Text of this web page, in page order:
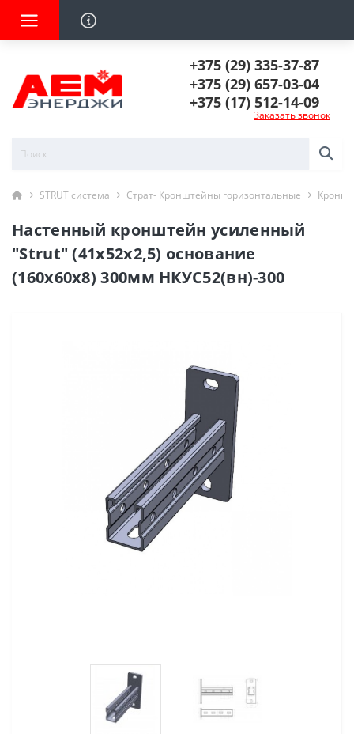
+375 (29) 335-37-87
+375 (29) 657-03-04
+375 (17) 512-14-09
Заказать звонок
STRUT система Страт- Кронштейны горизонтальные
Настенный кронштейн усиленный
"Strut" (41х52х2,5) основание
(160х60х8) 300мм НКУС52(вн)-300